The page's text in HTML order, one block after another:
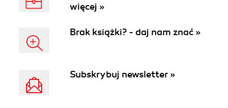
więcej »
Brak książki? - daj nam znać »
Subskrybuj newsletter »